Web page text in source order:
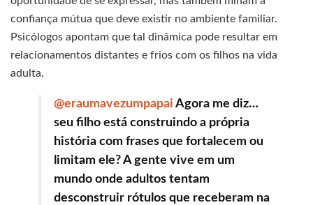
confiança mútua que deve existir no ambiente familiar.
Psicólogos apontam que tal dinâmica pode resultar em
relacionamentos distantes e frios com os filhos na vida
adulta.
@eraumavezumpapai Agora me diz…
seu filho está construindo a própria
história com frases que fortalecem ou
limitam ele? A gente vive em um
mundo onde adultos tentam
desconstruir rótulos que receberam na